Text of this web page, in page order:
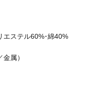
ステル60%･綿40%
属）